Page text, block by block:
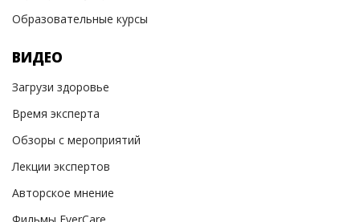
Образовательные курсы
ВИДЕО
Загрузи здоровье
Время эксперта
Обзоры с мероприятий
Лекции экспертов
Авторское мнение